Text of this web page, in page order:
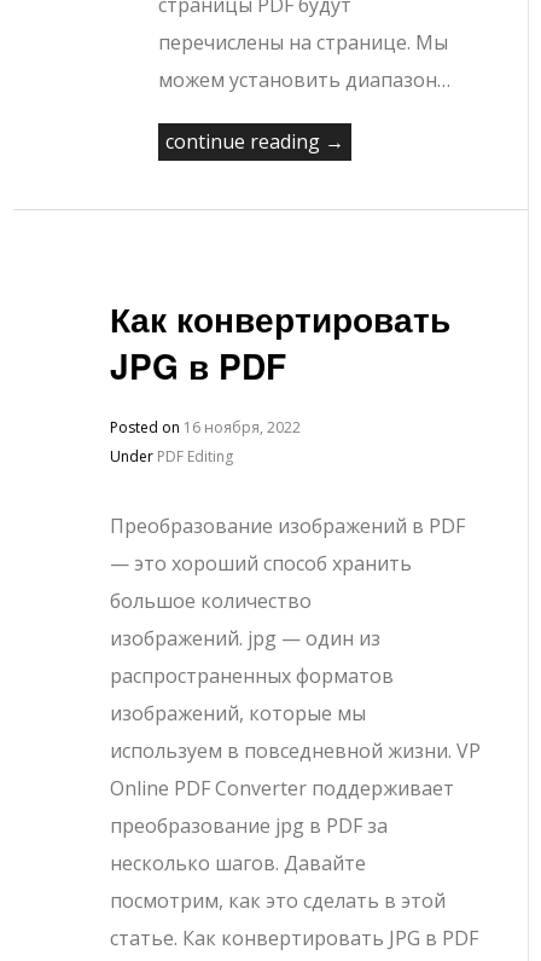
перечислены на странице. Мы
можем установить диапазон…
continue reading →
Как конвертировать
JPG в PDF
Posted on 16 ноября, 2022
Under PDF Editing
Преобразование изображений в PDF
— это хороший способ хранить
большое количество
изображений. jpg — один из
распространенных форматов
изображений, которые мы
используем в повседневной жизни. VP
Online PDF Converter поддерживает
преобразование jpg в PDF за
несколько шагов. Давайте
посмотрим, как это сделать в этой
статье. Как конвертировать JPG в PDF